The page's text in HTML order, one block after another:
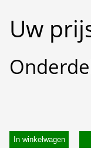
Uw
In winkelwagen